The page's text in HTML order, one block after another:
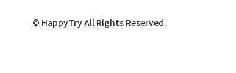
© HappyTry All Rights Reserved.